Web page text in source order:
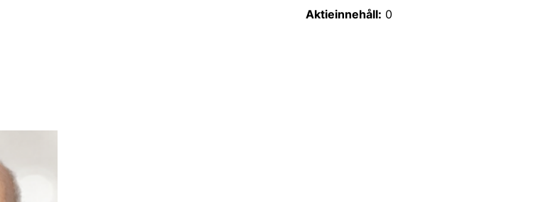
Aktieinnehåll: 0